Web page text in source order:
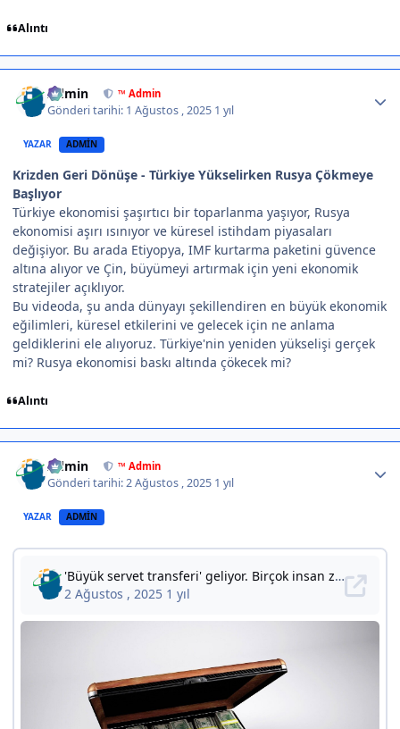
Alıntı
Admin ™ Admin
Gönderi tarihi: 1 Ağustos , 2025 1 yıl
YAZAR ADMIN
Krizden Geri Dönüşe - Türkiye Yükselirken Rusya Çökmeye
Başlıyor
Türkiye ekonomisi şaşırtıcı bir toparlanma yaşıyor, Rusya
ekonomisi aşırı ısınıyor ve küresel istihdam piyasaları
değişiyor. Bu arada Etiyopya, IMF kurtarma paketini güvence
altına alıyor ve Çin, büyümeyi artırmak için yeni ekonomik
stratejiler açıklıyor.
Bu videoda, şu anda dünyayı şekillendiren en büyük ekonomik
eğilimleri, küresel etkilerini ve gelecek için ne anlama
geldiklerini ele alıyoruz. Türkiye'nin yeniden yükselişi gerçek
mi? Rusya ekonomisi baskı altında çökecek mi?
Alıntı
Admin ™ Admin
Gönderi tarihi:2 Ağustos , 2025 1 yıl
YAZAR ADMIN